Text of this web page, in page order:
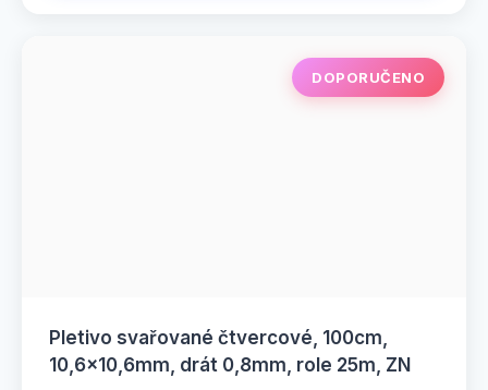
DOPORUČENO
Pletivo svařované čtvercové, 100cm,
10,6×10,6mm, drát 0,8mm, role 25m, ZN